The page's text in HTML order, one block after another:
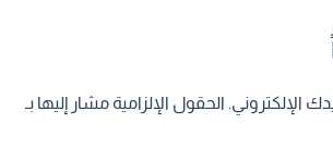
الإلكتروني. الحقول الإلزامية مشار إليها بـ